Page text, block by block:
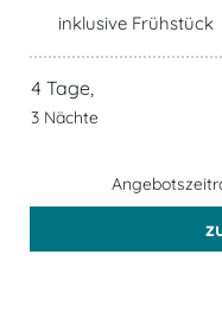
inklusive Frühstück
4 Tage,
3 Nächte